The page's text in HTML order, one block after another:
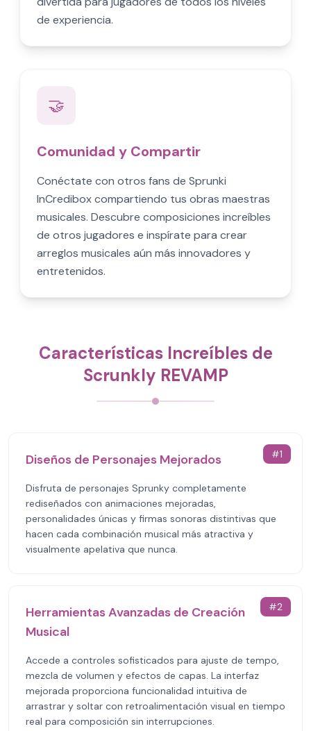
de experiencia.
🤝
Comunidad y Compartir
Conéctate con otros fans de Sprunki
InCredibox compartiendo tus obras maestras
musicales. Descubre composiciones increíbles
de otros jugadores e inspírate para crear
arreglos musicales aún más innovadores y
entretenidos.
Características Increíbles de
Scrunkly REVAMP
#1
Diseños de Personajes Mejorados
Disfruta de personajes Sprunky completamente
rediseñados con animaciones mejoradas,
personalidades únicas y firmas sonoras distintivas que
hacen cada combinación musical más atractiva y
visualmente apelativa que nunca.
#2
Herramientas Avanzadas de Creación
Musical
Accede a controles sofisticados para ajuste de tempo,
mezcla de volumen y efectos de capas. La interfaz
mejorada proporciona funcionalidad intuitiva de
arrastrar y soltar con retroalimentación visual en tiempo
real para composición sin interrupciones.